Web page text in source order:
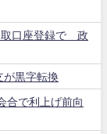
口座登録で 政
が黒字転換
合で利上げ前向